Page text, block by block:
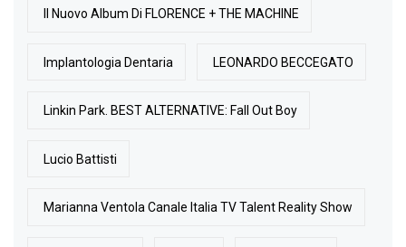
Il Nuovo Album Di FLORENCE + THE MACHINE
Implantologia Dentaria LEONARDO BECCEGATO
Linkin Park. BEST ALTERNATIVE: Fall Out Boy
Lucio Battisti
Marianna Ventola Canale Italia TV Talent Reality Show